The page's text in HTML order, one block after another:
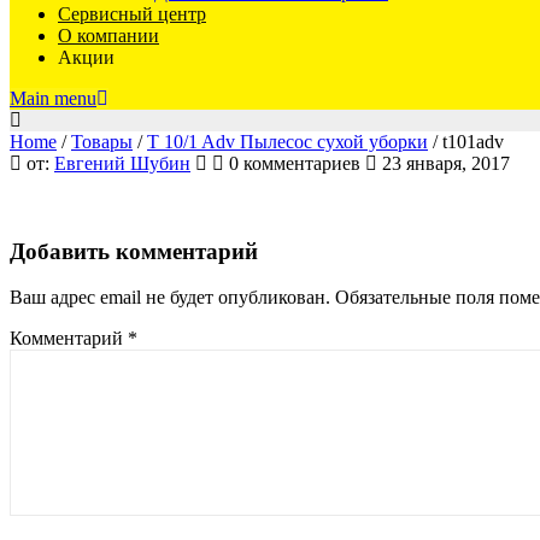
Сервисный центр
О компании
Акции
Main menu
Home / Товары / T 10/1 Adv Пылесос сухой уборки / t101adv
T101ADV
от: Евгений Шубин 0 комментариев 23 января, 2017
Добавить комментарий
Ваш адрес email не будет опубликован. Обязательные поля
Комментарий *